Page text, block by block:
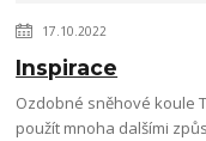
17.10.2022
Inspirace
Ozdobné sněhové koule
použít mnoha dalšími